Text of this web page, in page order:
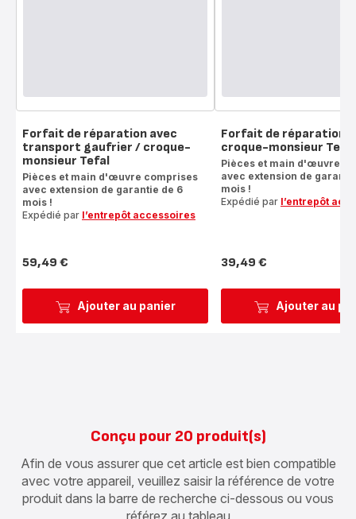
Ajouter au panier
Forfait de réparation avec
transport gaufrier / croque-
monsieur Tefal
Pièces et main d'œuvre comprises
avec extension de garantie de 6
mois !
Expédié par l’entrepôt accessoires
Prix
59,49 €
Ajouter au
Forfait de réparation
croque-monsieur Tefal
Pièces et main d'œuvre
avec extension de
mois !
Expédié par l’entrepôt
Prix
39,49 €
Conçu pour 20 produit(s)
Afin de vous assurer que cet article est bien compatible
avec votre appareil, veuillez saisir la référence de votre
produit dans la barre de recherche ci-dessous ou vous
référez au tableau